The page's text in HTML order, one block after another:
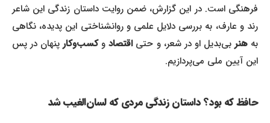
فرهنگی است. در این گزارش، ضمن روایت داستان زندگی این شاعر
رند و عارف، به بررسی دلایل علمی و روانشناختی این پدیده، نگاهی
هنربی‌بدیل او در شعر، و حتیاقتصادوکسب‌وکارپنهان در پس
این آیین ملی می‌پردازیم.
حافظ که بود؟ داستان زندگی مردی که لسان‌الغیب شد